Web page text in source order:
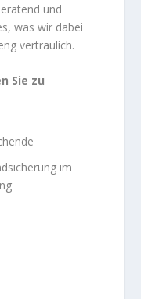
und
was wir dabei
vertraulich.
Sie zu
im